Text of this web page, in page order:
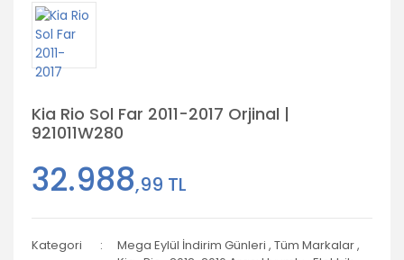
Kia Rio Sol Far 2011-2017 Orjinal |
921011W280
32.988,99 TL
Kategori Mega Eylül İndirim Günleri , Tüm Markalar,